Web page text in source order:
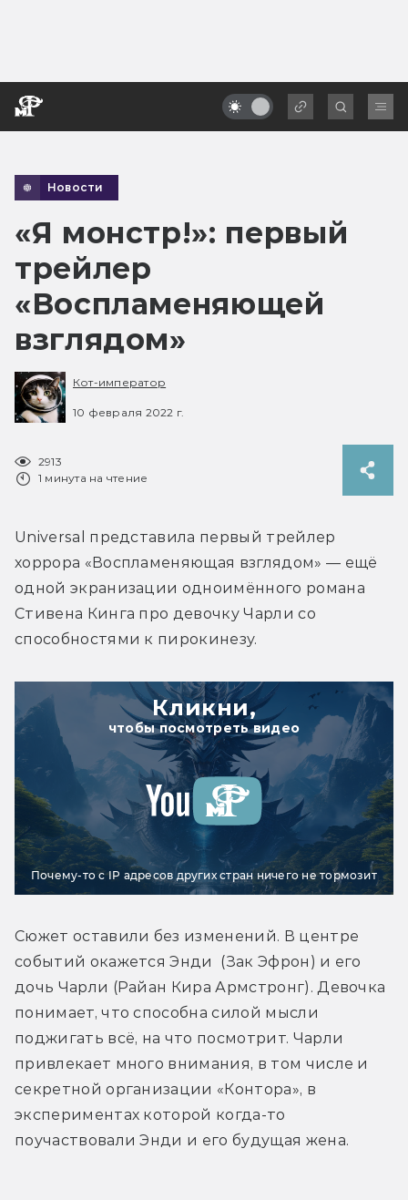
Новости
«Я монстр!»: первый
трейлер
«Воспламеняющей
взглядом»
Кот-император
10 февраля 2022 г.
2913
1 минута на чтение
Universal представила первый трейлер
хоррора «Воспламеняющая взглядом» — ещё
одной экранизации одноимённого романа
Стивена Кинга про девочку Чарли со
способностями к пирокинезу.
Кликни,
чтобы посмотреть видео
Почему-то с IP адресов других стран ничего не тормозит
Сюжет оставили без изменений. В центре
событий окажется Энди  (Зак Эфрон) и его
дочь Чарли (Райан Кира Армстронг). Девочка
понимает, что способна силой мысли
поджигать всё, на что посмотрит. Чарли
привлекает много внимания, в том числе и
секретной организации «Контора», в
экспериментах которой когда-то
поучаствовали Энди и его будущая жена.